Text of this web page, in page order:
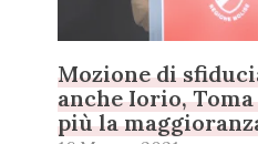
Mozione di
anche Iorio,
più la